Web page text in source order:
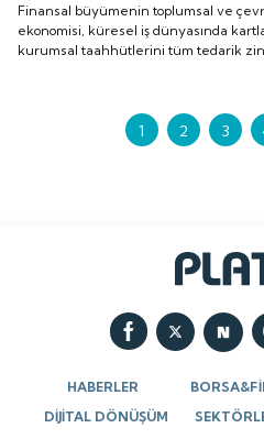
Finansal büyümenin toplumsal ve
ekonomisi, küresel iş dünyasında
kurumsal taahhütlerini tüm tedarik
1 2 3
HABERLER
DİJİTAL DÖNÜŞÜM